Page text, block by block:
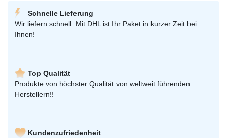
Schnelle Lieferung
Wir liefern schnell. Mit DHL ist Ihr Paket in kurzer Zeit bei
Ihnen!
Top Qualität
Produkte von höchster Qualität von weltweit führenden
Herstellern!!
Kundenzufriedenheit